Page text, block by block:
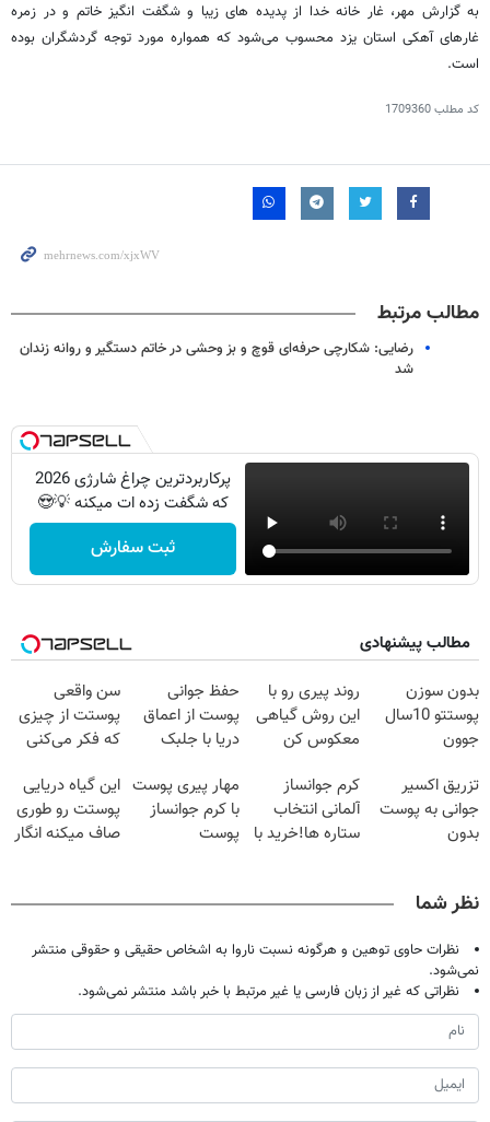
به گزارش مهر، غار خانه خدا از پدیده های زیبا و شگفت انگیز خاتم و در زمره
غارهای آهکی استان یزد محسوب می‌شود که همواره مورد توجه گردشگران بوده
است.
کد مطلب1709360
مطالب مرتبط
رضایی: شکارچی حرفه‌ای قوچ و بز وحشی در خاتم دستگیر و روانه زندان
شد
پرکاربردترین چراغ شارژی 2026
که شگفت زده ات میکنه 💡😍
ثبت سفارش
مطالب پیشنهادی
بدون سوزن
پوستتو 10سال
جوون
پاییزی
روند پیری رو با
این روش گیاهی
معکوس کن
حفظ جوانی
پوست از اعماق
دریا با جلبک
سن واقعی
پوستت از چیزی
که فکر می‌کنی
تزریق اکسیر
جوانی به پوست
بدون
کرم جوانساز
آلمانی انتخاب
ستاره ها!خرید با
مهار پیری پوست
با کرم جوانساز
پوست
این گیاه دریایی
پوستت رو طوری
صاف میکنه انگار
نظر شما
نظرات حاوی توهین و هرگونه نسبت ناروا به اشخاص حقیقی و حقوقی منتشر
نمی‌شود.
نظراتی که غیر از زبان فارسی یا غیر مرتبط با خبر باشد منتشر نمی‌شود.